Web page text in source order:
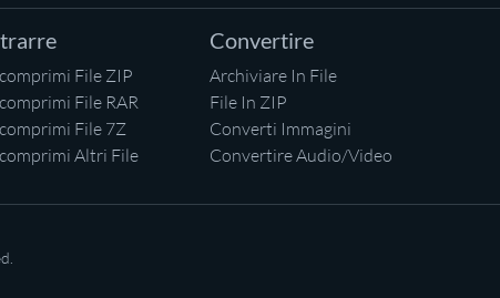
File ZIP
File RAR
File 7Z
Altri File
Convertire
Archiviare In File
File In ZIP
Converti Immagini
Convertire Audio/Video